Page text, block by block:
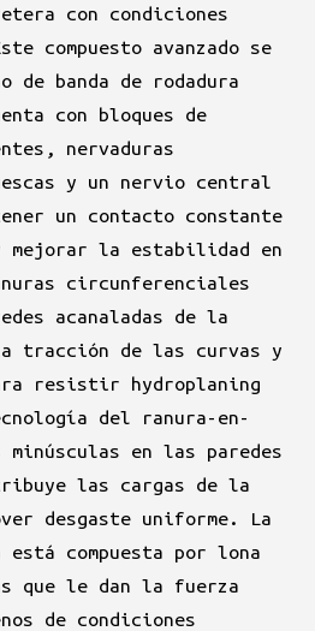
con condiciones
compuesto avanzado se
de banda de rodadura
con bloques de
nervaduras
y un nervio central
un contacto constante
mejorar la estabilidad en
circunferenciales
acanaladas de la
tracción de las curvas y
resistir hydroplaning
del ranura-en-
en las paredes
las cargas de la
desgaste uniforme. La
compuesta por lona
que le dan la fuerza
de condiciones